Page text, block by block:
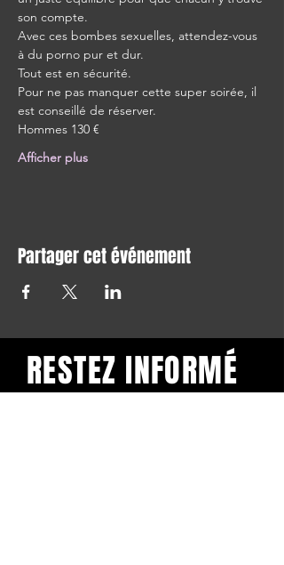
son compte.
Avec ces bombes sexuelles, attendez-vous
à du porno pur et dur.
Tout est en sécurité.
Pour ne pas manquer cette super soirée, il
est conseillé de réserver.
Hommes 130 €
Afficher plus
Partager cet événement
RESTEZ INFORMÉ